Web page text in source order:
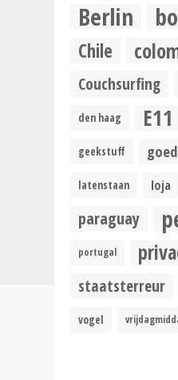
Berlin
Chile
Couchsurfing
den haag E11
geekstuff
latenstaan loja
paraguay
portugal
staatsterreur
vogel